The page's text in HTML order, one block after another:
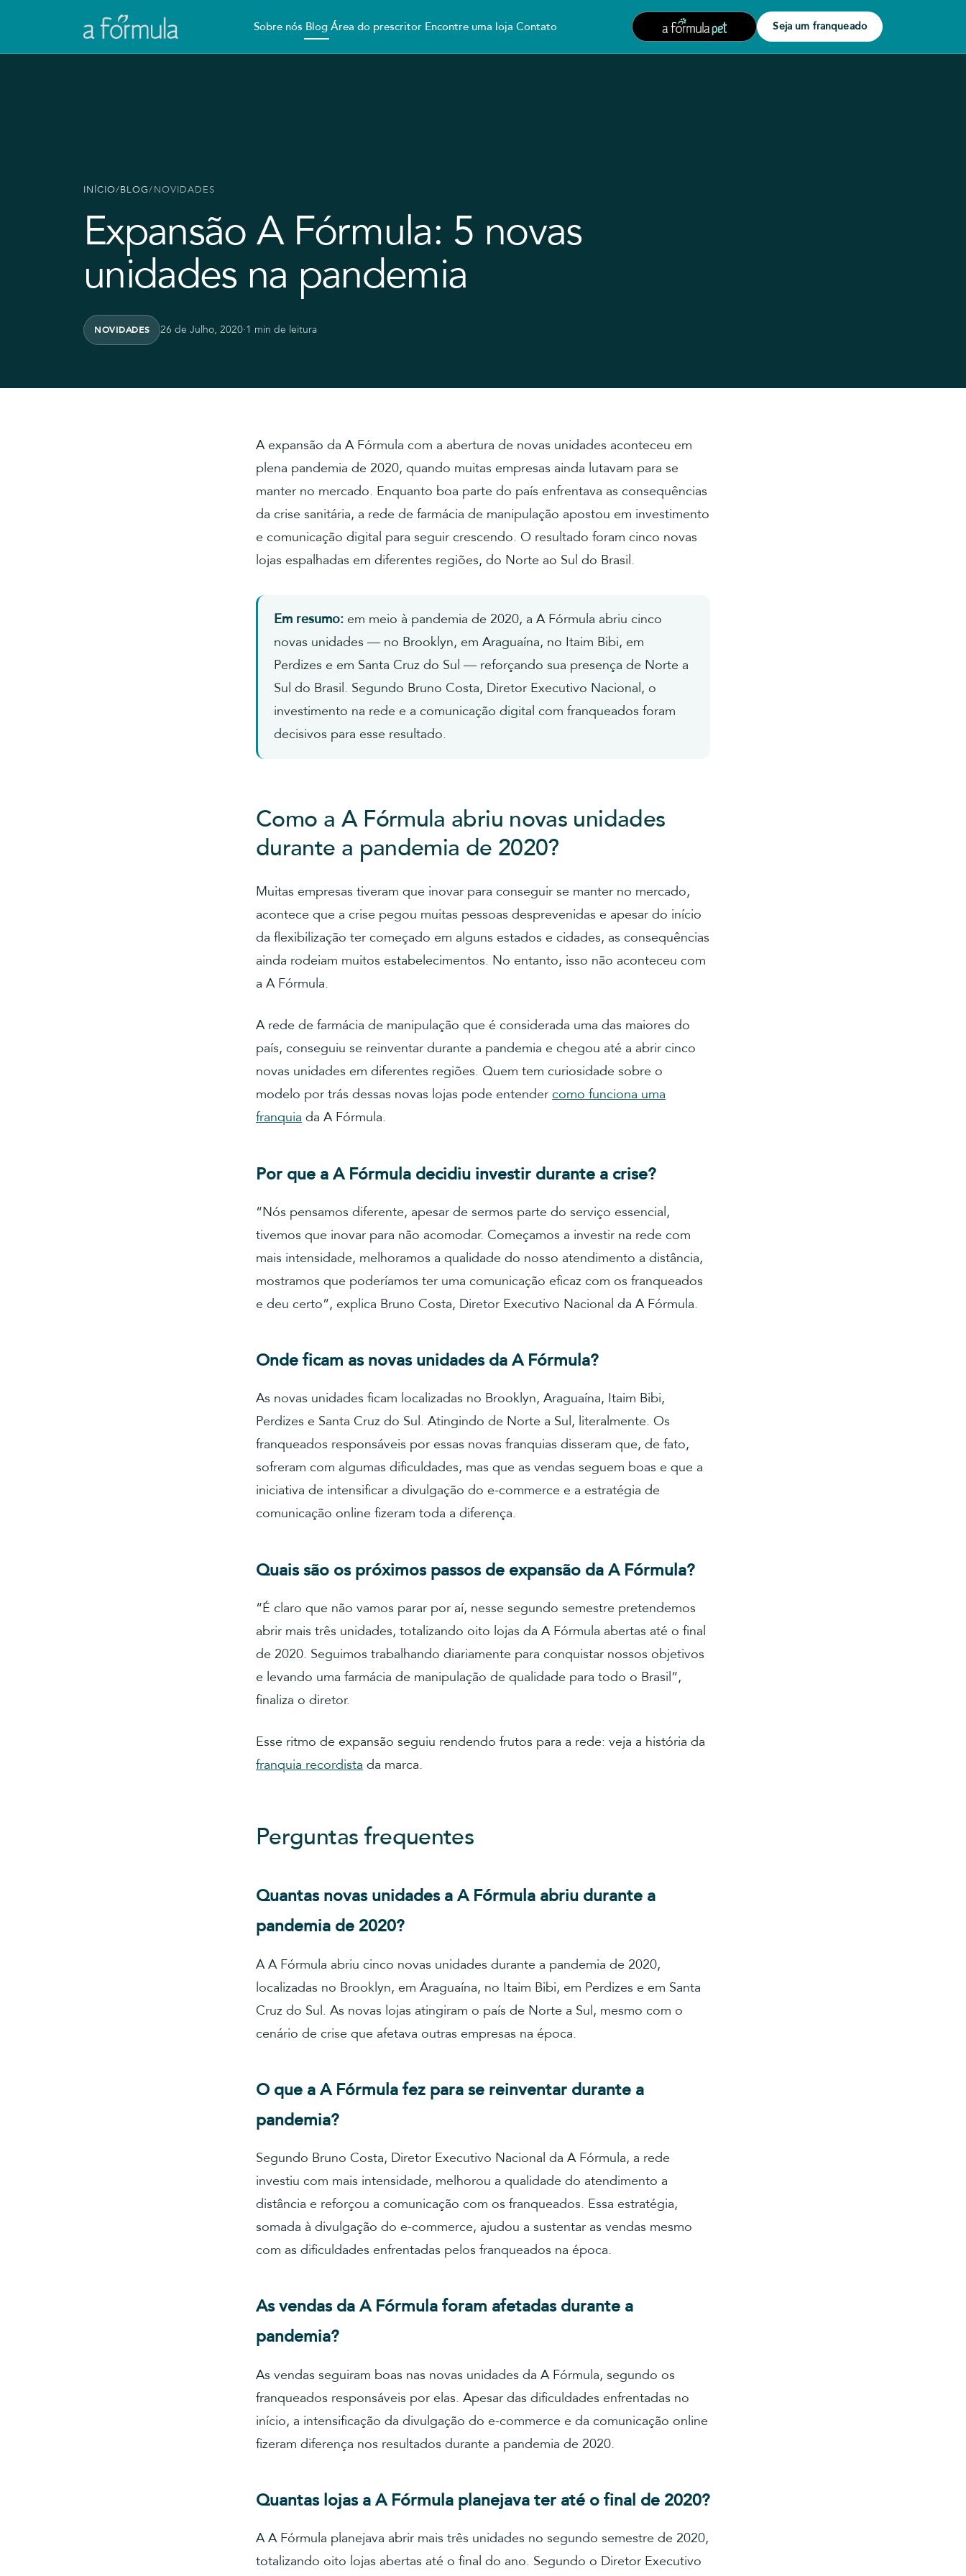
Sobre nós Blog Área do prescritor Encontre uma loja Contato Seja um franqueado
INÍCIO/BLOG/NOVIDADES
Expansão A Fórmula: 5 novas
unidades na pandemia
NOVIDADES 26 de Julho, 2020·1 min de leitura
A expansão da A Fórmula com a abertura de novas unidades aconteceu em
plena pandemia de 2020, quando muitas empresas ainda lutavam para se
manter no mercado. Enquanto boa parte do país enfrentava as consequências
da crise sanitária, a rede de farmácia de manipulação apostou em investimento
e comunicação digital para seguir crescendo. O resultado foram cinco novas
lojas espalhadas em diferentes regiões, do Norte ao Sul do Brasil.
Em resumo: em meio à pandemia de 2020, a A Fórmula abriu cinco
novas unidades — no Brooklyn, em Araguaína, no Itaim Bibi, em
Perdizes e em Santa Cruz do Sul — reforçando sua presença de Norte a
Sul do Brasil. Segundo Bruno Costa, Diretor Executivo Nacional, o
investimento na rede e a comunicação digital com franqueados foram
decisivos para esse resultado.
Como a A Fórmula abriu novas unidades
durante a pandemia de 2020?
Muitas empresas tiveram que inovar para conseguir se manter no mercado,
acontece que a crise pegou muitas pessoas desprevenidas e apesar do início
da flexibilização ter começado em alguns estados e cidades, as consequências
ainda rodeiam muitos estabelecimentos. No entanto, isso não aconteceu com
a A Fórmula.
A rede de farmácia de manipulação que é considerada uma das maiores do
país, conseguiu se reinventar durante a pandemia e chegou até a abrir cinco
novas unidades em diferentes regiões. Quem tem curiosidade sobre o
modelo por trás dessas novas lojas pode entender como funciona uma
franquia da A Fórmula.
Por que a A Fórmula decidiu investir durante a crise?
“Nós pensamos diferente, apesar de sermos parte do serviço essencial,
tivemos que inovar para não acomodar. Começamos a investir na rede com
mais intensidade, melhoramos a qualidade do nosso atendimento a distância,
mostramos que poderíamos ter uma comunicação eficaz com os franqueados
e deu certo”, explica Bruno Costa, Diretor Executivo Nacional da A Fórmula.
Onde ficam as novas unidades da A Fórmula?
As novas unidades ficam localizadas no Brooklyn, Araguaína, Itaim Bibi,
Perdizes e Santa Cruz do Sul. Atingindo de Norte a Sul, literalmente. Os
franqueados responsáveis por essas novas franquias disseram que, de fato,
sofreram com algumas dificuldades, mas que as vendas seguem boas e que a
iniciativa de intensificar a divulgação do e-commerce e a estratégia de
comunicação online fizeram toda a diferença.
Quais são os próximos passos de expansão da A Fórmula?
“É claro que não vamos parar por aí, nesse segundo semestre pretendemos
abrir mais três unidades, totalizando oito lojas da A Fórmula abertas até o final
de 2020. Seguimos trabalhando diariamente para conquistar nossos objetivos
e levando uma farmácia de manipulação de qualidade para todo o Brasil”,
finaliza o diretor.
Esse ritmo de expansão seguiu rendendo frutos para a rede: veja a história da
franquia recordista da marca.
Perguntas frequentes
Quantas novas unidades a A Fórmula abriu durante a
pandemia de 2020?
A A Fórmula abriu cinco novas unidades durante a pandemia de 2020,
localizadas no Brooklyn, em Araguaína, no Itaim Bibi, em Perdizes e em Santa
Cruz do Sul. As novas lojas atingiram o país de Norte a Sul, mesmo com o
cenário de crise que afetava outras empresas na época.
O que a A Fórmula fez para se reinventar durante a
pandemia?
Segundo Bruno Costa, Diretor Executivo Nacional da A Fórmula, a rede
investiu com mais intensidade, melhorou a qualidade do atendimento a
distância e reforçou a comunicação com os franqueados. Essa estratégia,
somada à divulgação do e-commerce, ajudou a sustentar as vendas mesmo
com as dificuldades enfrentadas pelos franqueados na época.
As vendas da A Fórmula foram afetadas durante a
pandemia?
As vendas seguiram boas nas novas unidades da A Fórmula, segundo os
franqueados responsáveis por elas. Apesar das dificuldades enfrentadas no
início, a intensificação da divulgação do e-commerce e da comunicação online
fizeram diferença nos resultados durante a pandemia de 2020.
Quantas lojas a A Fórmula planejava ter até o final de 2020?
A A Fórmula planejava abrir mais três unidades no segundo semestre de 2020,
totalizando oito lojas abertas até o final do ano. Segundo o Diretor Executivo